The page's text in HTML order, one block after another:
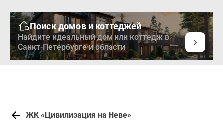
Поиск домов и коттеджей
Найдите идеальный дом или коттедж в
Санкт-Петербурге и области
ЖК «Цивилизация на Неве»